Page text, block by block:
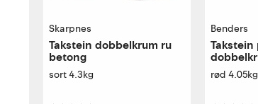
Skarpnes
Takstein dobbelkrum ru
betong
sort 4.3kg
Benders
Takstein
rød 4.05kg